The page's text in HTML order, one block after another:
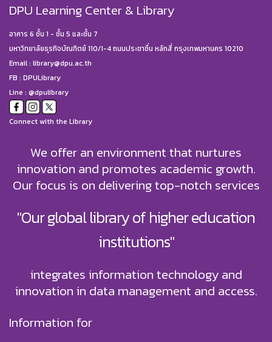
DPU Learning Center & Library
อาคาร 6 ชั้น 1 - ชั้น 5 และชั้น 7
มหาวิทยาลัยธุรกิจบัณฑิตย์ 110/1-4 ถนนประชาชื่น หลักสี่ กรุงเทพมหานคร 10210
Email : library@dpu.ac.th
FB : DPULibrary
Line : @dpulibrary
Connect with the Library
We offer an environment that nurtures
innovation and promotes academic growth.
Our focus is on delivering top-notch services
"Our global library of higher education
institutions"
integrates information technology and
innovation in data management and access.
Information for